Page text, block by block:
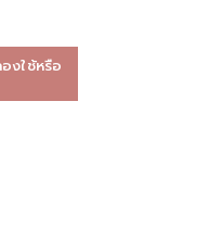
งใช้หรือ